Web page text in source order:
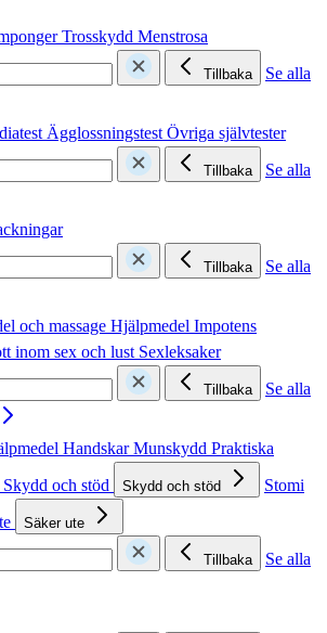
Trosskydd Menstrosa
Tillbaka
Se alla
ÄgglossningstestÖvriga självtester
Tillbaka
Se alla
Tillbaka
Se alla
och massage Hjälpmedel Impotens
inom sex och lust Sexleksaker
Tillbaka
Se alla
HandskarMunskydd Praktiska
Skydd och stöd Skydd och stöd
Stomi
Säker ute
Tillbaka
Se alla